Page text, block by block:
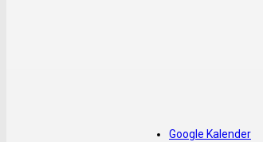
Google Kalender